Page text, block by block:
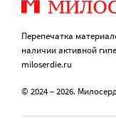
Перепечатка
наличии активной
miloserdie.ru
© 2024 – 2026.